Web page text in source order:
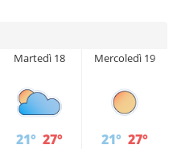
Martedì 18
21° 27°
Mercoledì 19
21° 27°